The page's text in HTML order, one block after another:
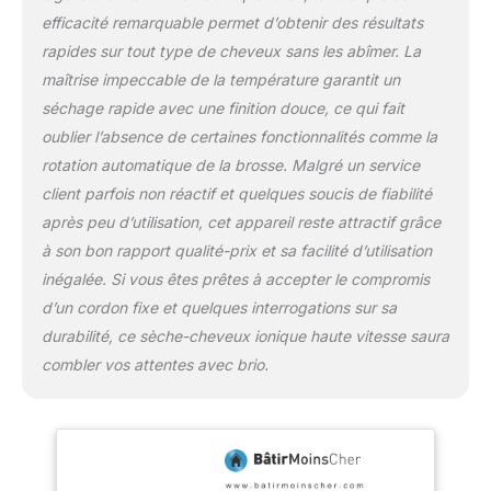
gamme PROTEXIOM et
PROTEXIAL Bénéfices du
produit 1. Dissuasion des
cambrioleurs en alertant
AVANT l'intrusion
tentatives d'effraction et
alerte AVANT l'intrusion
grâce aux capteurs pour
portes et fenêtres
IntelliTAG. Ces
détecteurs brevetés
analysent les vibrations
et alertent
(déclenchement de la
smartphone) en cas de
tentatives d'effractions
avérées. 2. Une
efficacité remarquable permet d’obtenir des résultats
rapides sur tout type de cheveux sans les abîmer. La
maîtrise impeccable de la température garantit un
séchage rapide avec une finition douce, ce qui fait
oublier l’absence de certaines fonctionnalités comme la
rotation automatique de la brosse. Malgré un service
client parfois non réactif et quelques soucis de fiabilité
après peu d’utilisation, cet appareil reste attractif grâce
à son bon rapport qualité-prix et sa facilité d’utilisation
inégalée. Si vous êtes prêtes à accepter le compromis
d’un cordon fixe et quelques interrogations sur sa
durabilité, ce sèche-cheveux ionique haute vitesse saura
combler vos attentes avec brio.